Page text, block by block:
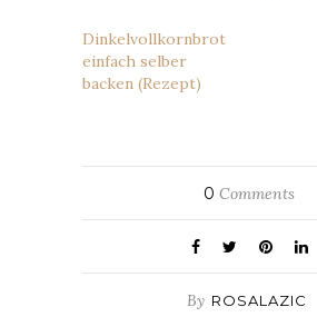
Dinkelvollkornbrot
einfach selber
backen (Rezept)
0 Comments
By ROSALAZIC